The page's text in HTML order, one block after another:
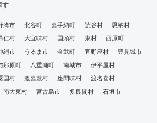
す
湾市 北谷町 嘉手納町 読谷村
恩納村
仁村 大宜味村 国頭村 東村
西原町
縄市 うるま市 金武町 宜野座村
豊見城市
那原町 八重瀬町 南城市
伊平屋村
国村 渡嘉敷村 座間味村
渡名喜村
南大東村 宮古島市 多良間村
石垣市